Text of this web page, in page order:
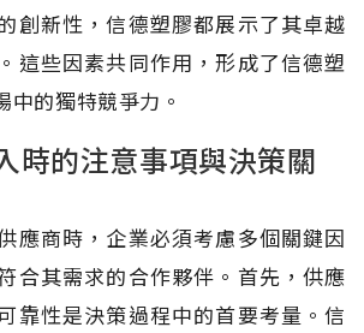
創新性，信德塑膠都展示了其卓越
這些因素共同作用，形成了信德塑
中的獨特競爭力。
時的注意事項與決策關
應商時，企業必須考慮多個關鍵因
合其需求的合作夥伴。首先，供應
靠性是決策過程中的首要考量。信